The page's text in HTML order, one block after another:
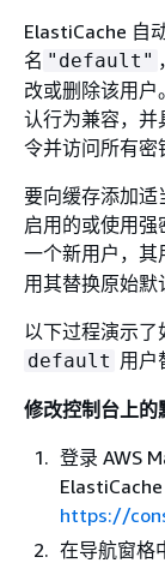
ElastiCache 自
名 "default"
改或删除该用户
认行为兼容，并
令并访问所有密
要向缓存添加适
启用的或使用
一个新用户，其
用其替换原始默
以下过程演示
default 用户
修改控制台上的
登录 AWS
https://
在导航窗格